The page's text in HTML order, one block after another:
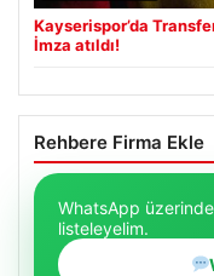
Kayserispor’da
İmza atıldı!
Rehbere Firma Ekle
WhatsApp
listeleyelim.